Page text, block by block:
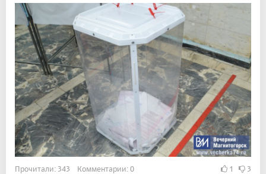
Прочитали: 343 Комментарии: 0 1 3